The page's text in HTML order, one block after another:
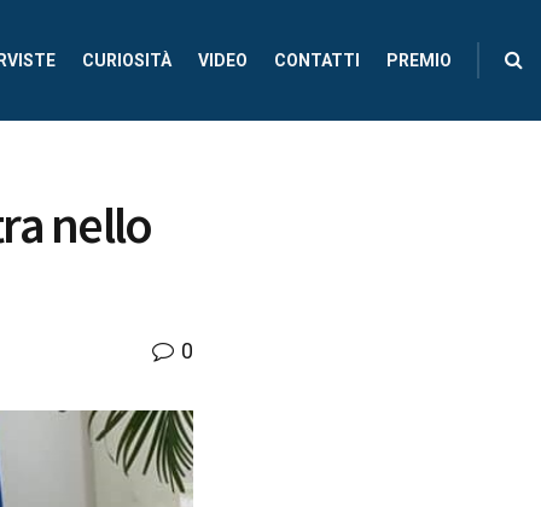
CURIOSITÀ VIDEO CONTATTI PREMIO
nello
0